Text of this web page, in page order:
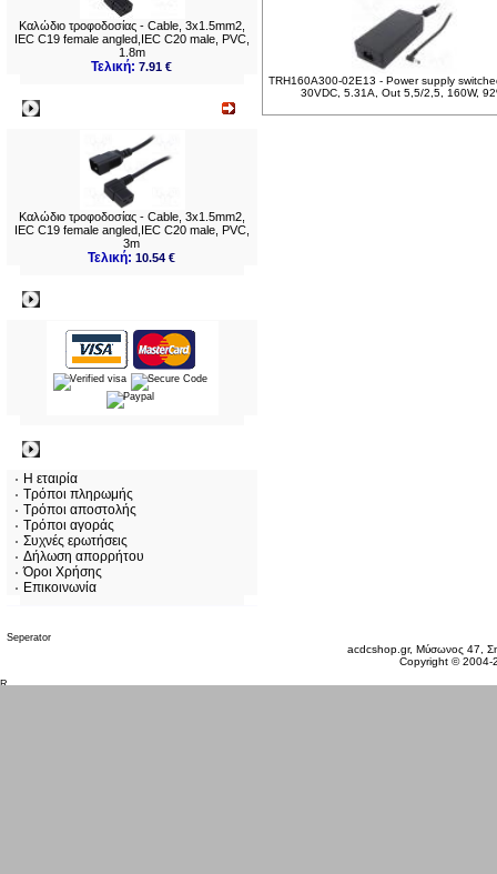
Καλώδιο τροφοδοσίας - Cable, 3x1.5mm2,
IEC C19 female angled,IEC C20 male, PVC,
1.8m
Τελική:7.91 €
Καλώδιο τροφοδοσίας - Cable, 3x1.5mm2,
IEC C19 female angled,IEC C20 male, PVC,
3m
Τελική:10.54 €
Η εταιρία
Τρόποι πληρωμής
Τρόποι αποστολής
Τρόποι αγοράς
Συχνές ερωτήσεις
Δήλωση απορρήτου
Όροι Χρήσης
Επικοινωνία
TRH160A300-02E13 - Power supply
30VDC, 5.31A, Out 5,5/2,5, 160W,
acdcshop.gr, Μύσωνος 47,
Copyright ©